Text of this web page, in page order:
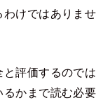
けではありませ
評価するのでは
るかまで読む必要